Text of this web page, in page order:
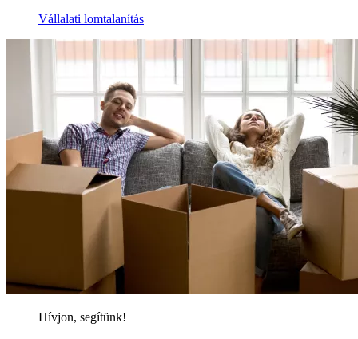
Vállalati lomtalanítás
Hívjon, segítünk!